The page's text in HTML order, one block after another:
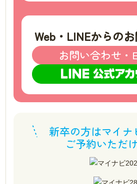
Web・LINEからの
お問い合わせ・
新卒の方はマイナ
ご予約いただ